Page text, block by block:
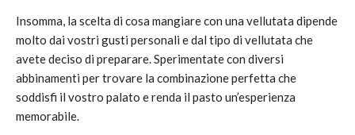
Insomma, la scelta di cosa mangiare con una vellutata dipende
molto dai vostri gusti personali e dal tipo di vellutata che
avete deciso di preparare. Sperimentate con diversi
abbinamenti per trovare la combinazione perfetta che
soddisfi il vostro palato e renda il pasto un’esperienza
memorabile.